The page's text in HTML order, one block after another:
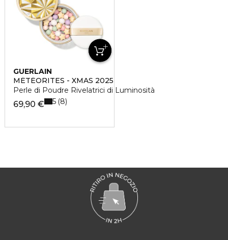
GUERLAIN
MÉTÉORITES - XMAS 2025
Perle di Poudre Rivelatrici di Luminosità
69,90 € 5 8